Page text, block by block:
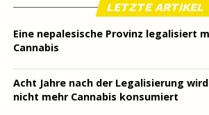
LETZTE ARTIKEL
Eine nepalesische Provinz legalisiert
Cannabis
Acht Jahre nach der Legalisierung
nicht mehr Cannabis konsumiert